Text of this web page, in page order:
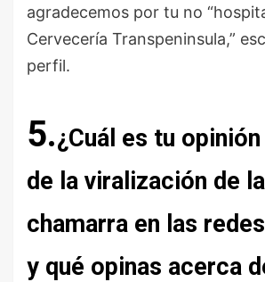
agradecemos por tu no
Cervecería Transpeninsula,”
perfil.
5.¿Cuál es tu
de la viralización de la
chamarra en las
y qué opinas acerca